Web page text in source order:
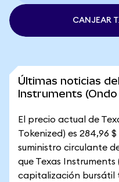
CANJEAR
Últimas noticias
Instruments (Ondo
El precio actual de
Tokenized) es 284,96
suministro circulante
que Texas
capitalización bursátil